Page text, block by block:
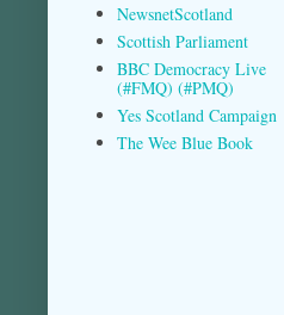
NewsnetScotland
Scottish Parliament
BBC Democracy Live
(#FMQ) (#PMQ)
Yes Scotland Campaign
The Wee Blue Book